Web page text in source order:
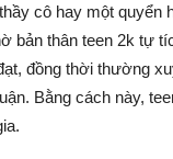
cô hay một
bản thân teen 2k tự
đồng thời thường
Bằng cách này,